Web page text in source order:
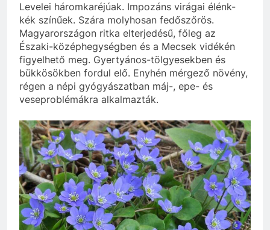
Levelei háromkaréjúak. Impozáns virágai élénk-
kék színűek. Szára molyhosan fedőszőrös.
Magyarországon ritka elterjedésű, főleg az
Északi-középhegységben és a Mecsek vidékén
figyelhető meg. Gyertyános-tölgyesekben és
bükkösökben fordul elő. Enyhén mérgező növény,
régen a népi gyógyászatban máj-, epe- és
veseproblémákra alkalmazták.